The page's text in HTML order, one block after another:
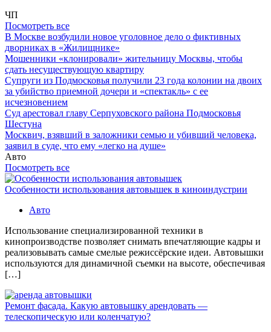
ЧП
Посмотреть все
В Москве возбудили новое уголовное дело о фиктивных
дворниках в «Жилищнике»
Мошенники «клонировали» жительницу Москвы, чтобы
сдать несуществующую квартиру
Супруги из Подмосковья получили 23 года колонии на двоих
за убийство приемной дочери и «спектакль» с ее
исчезновением
Суд арестовал главу Серпуховского района Подмосковья
Шестуна
Москвич, взявший в заложники семью и убивший человека,
заявил в суде, что ему «легко на душе»
Авто
Посмотреть все
Особенности использования автовышек в киноиндустрии
Авто
Использование специализированной техники в
кинопроизводстве позволяет снимать впечатляющие кадры и
реализовывать самые смелые режиссёрские идеи. Автовышки
используются для динамичной съемки на высоте, обеспечивая
[…]
Ремонт фасада. Какую автовышку арендовать —
телескопическую или коленчатую?